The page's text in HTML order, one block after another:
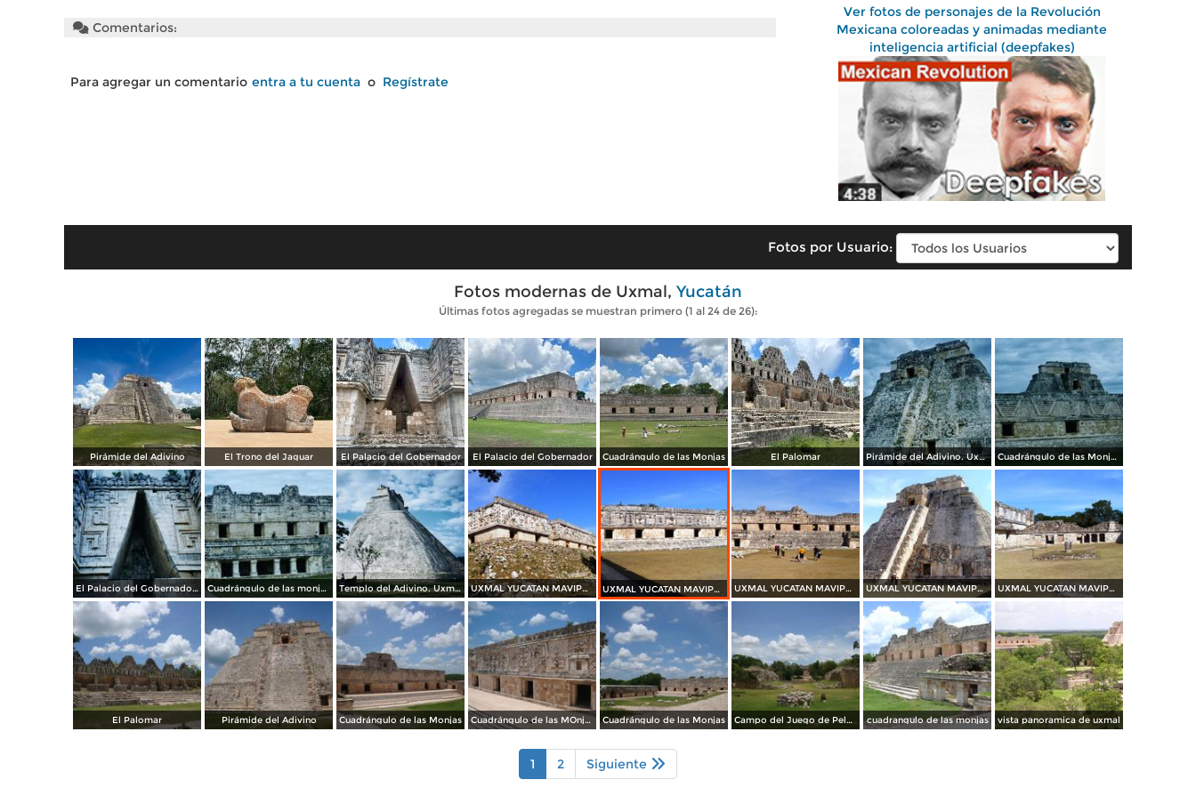
Comentarios:
Para agregar un comentario entra a tu cuenta o Regístrate
Ver fotos de personajes de la Revolución
Mexicana coloreadas y animadas mediante
inteligencia artificial (deepfakes)
Fotos por Usuario:
Fotos modernas de Uxmal, Yucatán
Últimas fotos agregadas se muestran primero (1 al 24 de 26):
Pirámide del Adivino El Trono del Jaguar El Palacio del Gobernador El Palacio del Gobernador Cuadrángulo de las Monjas El Palomar Pirámide del Adivino. Uxmal, Yucatán. 2003 Cuadrángulo de las Monjas y pirámide del adivino. Uxmal. 2003
El Palacio del Gobernador. Uxmal. 2003 Cuadrángulo de las monjas. Uxmal, Yucatán. 2003 Templo del Adivino. Uxmal, Yucatán. 2003 UXMAL YUCATAN MAVIPOL UXMAL YUCATAN MAVIPOL UXMAL YUCATAN MAVIPOL UXMAL YUCATAN MAVIPOL UXMAL YUCATAN MAVIPOL
El Palomar Pirámide del Adivino Cuadrángulo de las Monjas Cuadrángulo de las MOnjas Cuadrángulo de las Monjas Campo del Juego de Pelota cuadrangulo de las monjas vista panoramica de uxmal
1 2 Siguiente